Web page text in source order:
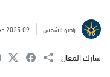
راديو الشمس 09 October 2025
شارك المقال